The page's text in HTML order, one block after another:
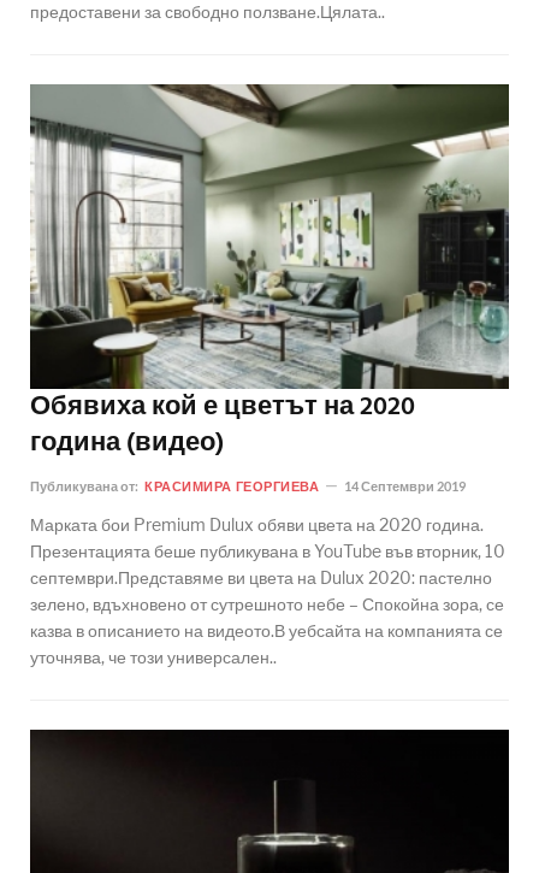
предоставени за свободно ползване.Цялата..
Обявиха кой е цветът на 2020
година (видео)
Публикувана от: КРАСИМИРА ГЕОРГИЕВА 14 Септември 2019
Марката бои Premium Dulux обяви цвета на 2020 година.
Презентацията беше публикувана в YouTube във вторник, 10
септември.Представяме ви цвета на Dulux 2020: пастелно
зелено, вдъхновено от сутрешното небе – Спокойна зора, се
казва в описанието на видеото.В уебсайта на компанията се
уточнява, че този универсален..